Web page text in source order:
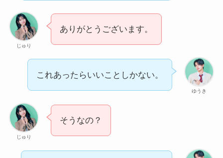
じゅり
ありがとうございます。
ゆうき
これあったらいいことしかない。
じゅり
そうなの？